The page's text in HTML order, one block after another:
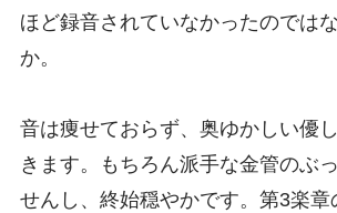
ほど録音されていなかったのでは
か。
音は痩せておらず、奥ゆかしい優
きます。もちろん派手な金管のぶ
せんし、終始穏やかです。第3楽